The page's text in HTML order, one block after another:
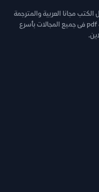
مجانا العربية والمترجمة
والروايات والقصص وغيرها من كتب مجانية pdf فى جميع المجالات بأسرع